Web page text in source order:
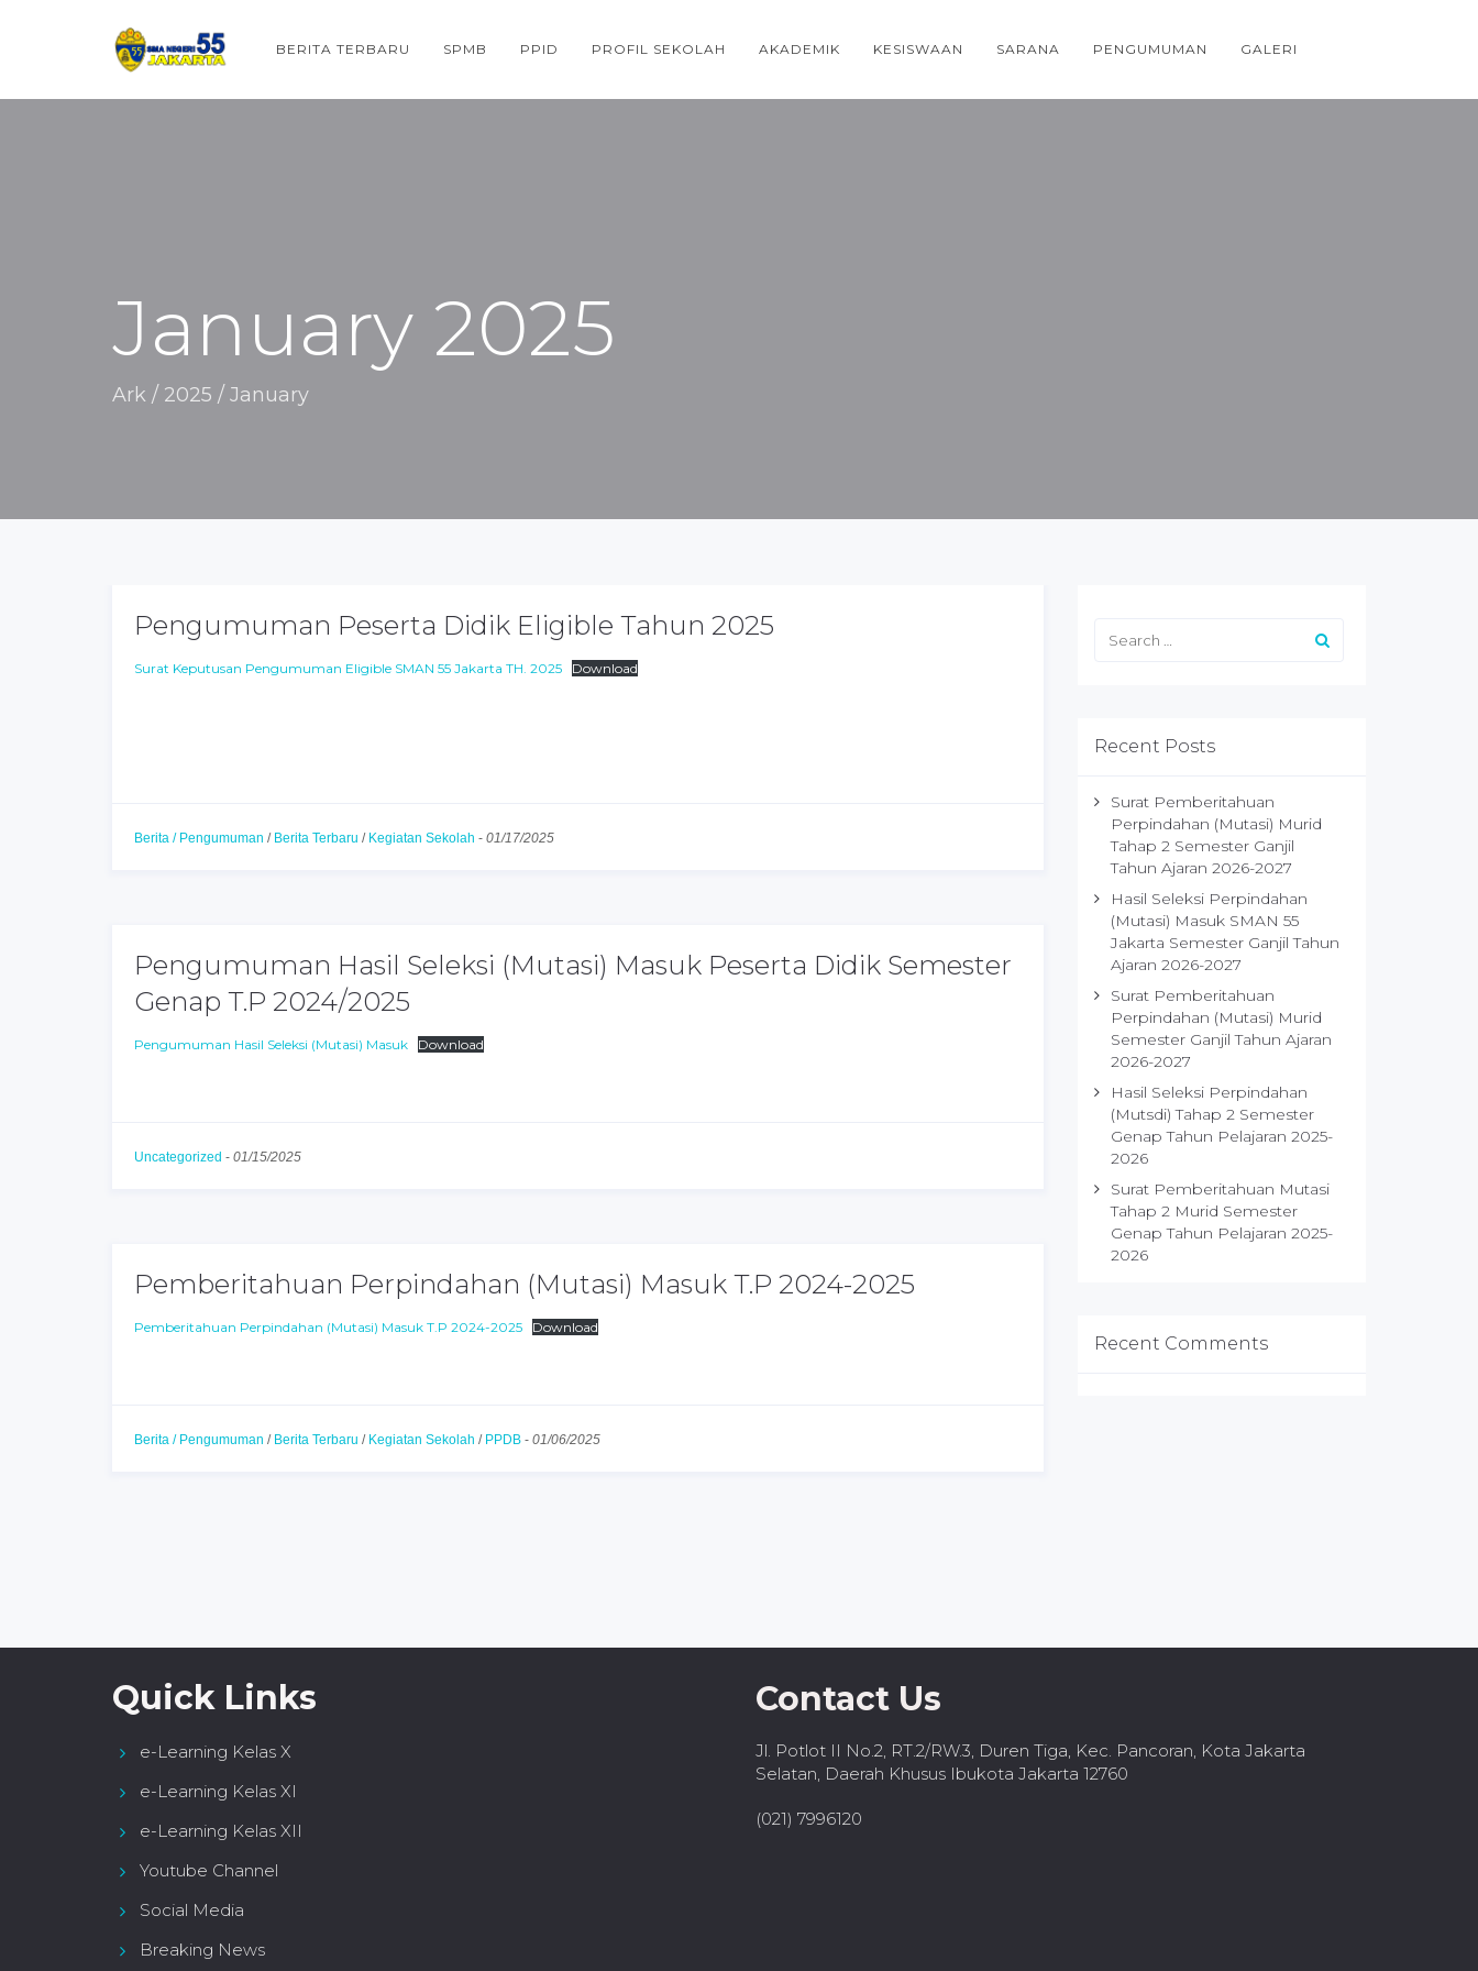
BERITA TERBARU SPMB PPID PROFIL SEKOLAH AKADEMIK KESISWAAN SARANA PENGUMUMAN GALERI
January 2025
Ark / 2025 / January
Pengumuman Peserta Didik Eligible Tahun 2025
Surat Keputusan Pengumuman Eligible SMAN 55 Jakarta TH. 2025 Download
Berita / Pengumuman / Berita Terbaru / Kegiatan Sekolah - 01/17/2025
Pengumuman Hasil Seleksi (Mutasi) Masuk Peserta Didik Semester
Genap T.P 2024/2025
Pengumuman Hasil Seleksi (Mutasi) Masuk Download
Uncategorized - 01/15/2025
Pemberitahuan Perpindahan (Mutasi) Masuk T.P 2024-2025
Pemberitahuan Perpindahan (Mutasi) Masuk T.P 2024-2025 Download
Berita / Pengumuman / Berita Terbaru / Kegiatan Sekolah / PPDB - 01/06/2025
Recent Posts
Surat Pemberitahuan
Perpindahan (Mutasi) Murid
Tahap 2 Semester Ganjil
Tahun Ajaran 2026-2027
Hasil Seleksi Perpindahan
(Mutasi) Masuk SMAN 55
Jakarta Semester Ganjil Tahun
Ajaran 2026-2027
Surat Pemberitahuan
Perpindahan (Mutasi) Murid
Semester Ganjil Tahun Ajaran
2026-2027
Hasil Seleksi Perpindahan
(Mutsdi) Tahap 2 Semester
Genap Tahun Pelajaran 2025-
2026
Surat Pemberitahuan Mutasi
Tahap 2 Murid Semester
Genap Tahun Pelajaran 2025-
2026
Recent Comments
Quick Links
e-Learning Kelas X
e-Learning Kelas XI
e-Learning Kelas XII
Youtube Channel
Social Media
Breaking News
Contact Us
Jl. Potlot II No.2, RT.2/RW.3, Duren Tiga, Kec. Pancoran, Kota Jakarta
Selatan, Daerah Khusus Ibukota Jakarta 12760
(021) 7996120